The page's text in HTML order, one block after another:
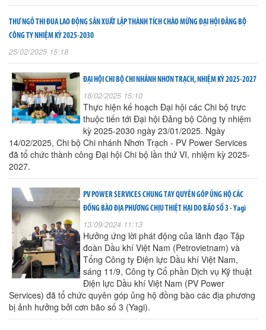
THƯ NGỎ THI ĐUA LAO ĐỘNG SẢN XUẤT LẬP THÀNH TÍCH CHÀO MỪNG ĐẠI HỘI ĐẢNG BỘ
CÔNG TY NHIỆM KỲ 2025-2030
25/02/2025 15:18
ĐẠI HỘI CHI BỘ CHI NHÁNH NHƠN TRẠCH, NHIỆM KỲ 2025-2027
18/02/2025 15:10
Thực hiện kế hoạch Đại hội các Chi bộ trực
thuộc tiến tới Đại hội Đảng bộ Công ty nhiệm
kỳ 2025-2030 ngày 23/01/2025. Ngày
14/02/2025, Chi bộ Chi nhánh Nhơn Trạch - PV Power Services
đã tổ chức thành công Đại hội Chi bộ lần thứ VI, nhiệm kỳ 2025-
2027.
PV POWER SERVICES CHUNG TAY QUYÊN GÓP ỦNG HỘ CÁC
ĐỒNG BÀO ĐỊA PHƯƠNG CHỊU THIỆT HẠI DO BÃO SỐ 3 - Yagi
13/09/2024 11:13
Hưởng ứng lời phát động của lãnh đạo Tập
đoàn Dầu khí Việt Nam (Petrovietnam) và
Tổng Công ty Điện lực Dầu khí Việt Nam,
sáng 11/9, Công ty Cổ phần Dịch vụ Kỹ thuật
Điện lực Dầu khí Việt Nam (PV Power
Services) đã tổ chức quyên góp ủng hộ đồng bào các địa phương
bị ảnh hưởng bởi cơn bão số 3 (Yagi).